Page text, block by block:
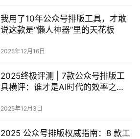
我用了10年公众号排版工具，才敢
说这款是“懒人神器”里的天花板
2025年12月16日
2025终极评测 | 7款公众号排版工
具横评：谁才是AI时代的效率之
2025年12月3日
2025 公众号排版权威指南：8 款工